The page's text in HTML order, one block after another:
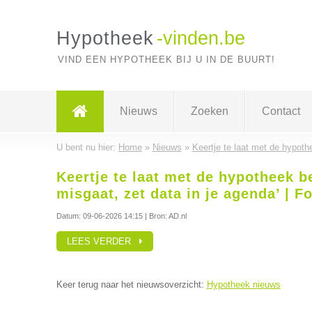
Hypotheek -vinden.be
VIND EEN HYPOTHEEK BIJ U IN DE BUURT!
Nieuws Zoeken Contact
U bent nu hier: Home» Nieuws » Keertje te laat met de
Keertje te laat met de hypotheek
misgaat, zet data in je agenda’ |
Datum: 09-06-2026 14:15| Bron: AD.nl
LEES VERDER
Keer terug naar het nieuwsoverzicht: Hypotheek nieuws